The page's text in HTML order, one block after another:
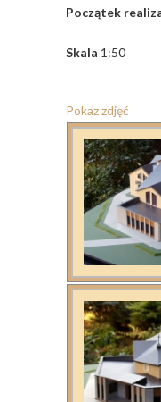
Początek
Skala 1:50
Pokaz zdjęć